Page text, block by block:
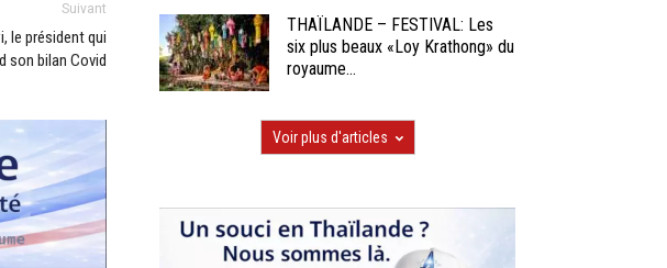
Suivant
le président qui
son bilan Covid
THAÏLANDE – FESTIVAL: Les
six plus beaux «Loy Krathong» du
royaume...
Voir plus d'articles